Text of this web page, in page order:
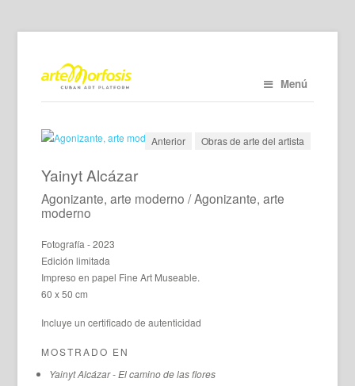
Menú
Anterior Obras de arte del artista
Yainyt Alcázar
Agonizante, arte moderno / Agonizante, arte
moderno
Fotografía - 2023
Edición limitada
Impreso en papel Fine Art Museable.
60 x 50 cm
Incluye un certificado de autenticidad
MOSTRADO EN
Yainyt Alcázar - El camino de las flores